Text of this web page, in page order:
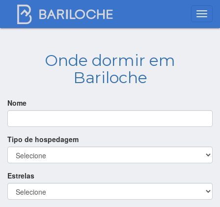
Onde dormir em
Bariloche
Nome
Tipo de hospedagem
Estrelas